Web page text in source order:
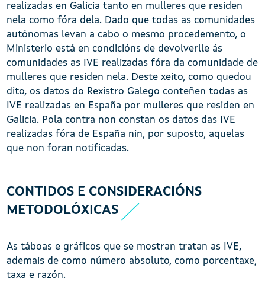
realizadas en Galicia tanto en mulleres que residen
nela como fóra dela. Dado que todas as comunidades
autónomas levan a cabo o mesmo procedemento, o
Ministerio está en condicións de devolverlle ás
comunidades as IVE realizadas fóra da comunidade de
mulleres que residen nela. Deste xeito, como quedou
dito, os datos do Rexistro Galego conteñen todas as
IVE realizadas en España por mulleres que residen en
Galicia. Pola contra non constan os datos das IVE
realizadas fóra de España nin, por suposto, aquelas
que non foran notificadas.
CONTIDOS E CONSIDERACIÓNS
METODOLÓXICAS
As táboas e gráficos que se mostran tratan as IVE,
ademais de como número absoluto, como porcentaxe,
taxa e razón.